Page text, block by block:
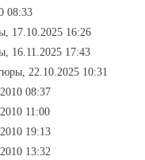
08:33
17.10.2025 16:26
16.11.2025 17:43
22.10.2025 10:31
08:37
11:00
19:13
13:32